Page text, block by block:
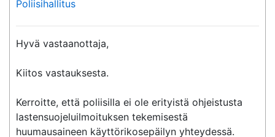
Poliisihallitus
Hyvä vastaanottaja,
Kiitos vastauksesta.
Kerroitte, että poliisilla ei ole erityistä ohjeistusta
lastensuojeluilmoituksen tekemisestä
huumausaineen käyttörikosepäilyn yhteydessä.